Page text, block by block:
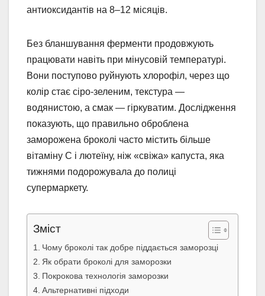
антиоксидантів на 8–12 місяців.
Без бланшування ферменти продовжують
працювати навіть при мінусовій температурі.
Вони поступово руйнують хлорофіл, через що
колір стає сіро-зеленим, текстура —
водянистою, а смак — гіркуватим. Дослідження
показують, що правильно оброблена
заморожена броколі часто містить більше
вітаміну С і лютеїну, ніж «свіжа» капуста, яка
тижнями подорожувала до полиці
супермаркету.
Зміст
Чому броколі так добре піддається заморозці
Як обрати броколі для заморозки
Покрокова технологія заморозки
Альтернативні підходи